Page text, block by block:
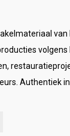
van
volgens
Authentiek in